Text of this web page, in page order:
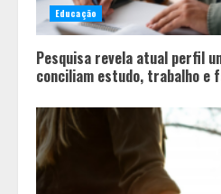
Educação
Pesquisa revela atual perfil
conciliam estudo, trabalho e